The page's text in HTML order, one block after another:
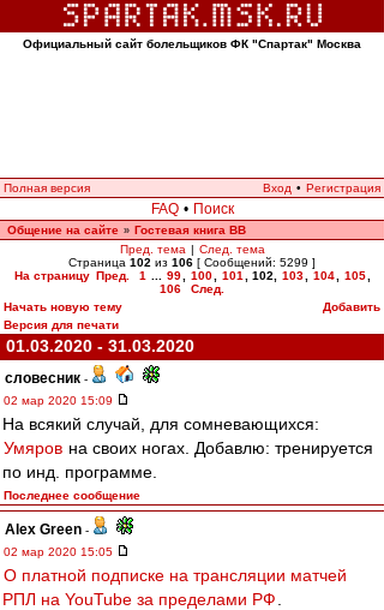
Официальный сайт болельщиков ФК "Спартак" Москва
Полная версия Вход • Регистрация
FAQ • Поиск
Общение на сайте » Гостевая книга ВВ
Пред. тема | След. тема
Страница 102 из 106 [ Сообщений: 5299 ]
На страницу Пред. 1 99 100 101 102 103 104 105
106
След.
Начать новую тему
Добавить
Версия для печати
01.03.2020 - 31.03.2020
словесник -
02 мар 2020 15:09
На всякий случай, для сомневающихся:
Умяров на своих ногах. Добавлю: тренируется
по инд. программе.
Последнее сообщение
Alex Green -
02 мар 2020 15:05
О платной подписке на трансляции матчей
РПЛ на YouTube за пределами РФ